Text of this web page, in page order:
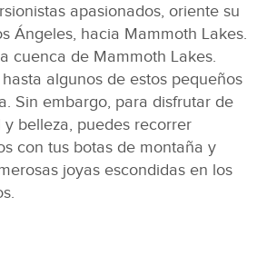
apasionados, oriente su
Ángeles, hacia Mammoth Lakes.
cuenca de Mammoth Lakes.
algunos de estos pequeños
Sin embargo, para disfrutar de
y belleza, puedes recorrer
con tus botas de montaña y
joyas escondidas en los